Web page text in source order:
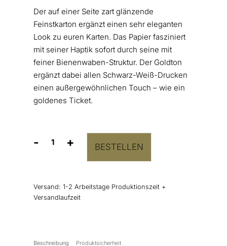
Der auf einer Seite zart glänzende
Feinstkarton ergänzt einen sehr eleganten
Look zu euren Karten. Das Papier fasziniert
mit seiner Haptik sofort durch seine mit
feiner Bienenwaben-Struktur. Der Goldton
ergänzt dabei allen Schwarz-Weiß-Drucken
einen außergewöhnlichen Touch – wie ein
goldenes Ticket.
-
Hochwertiges
Wabenstruktur
in
+ BESTELLEN
Versand: 1-2 Arbeitstage Produktionszeit +
Versandlaufzeit
Beschreibung Produktsicherheit